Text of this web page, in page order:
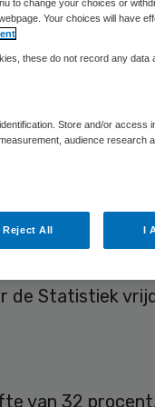
657 keer gelezen
Nederland zijn
normaal zou
terwijl naar
de Statistiek
van 32
to change your choices or
Your choices will have
these do not record any data
Store and/or access
audience research
Reject All I